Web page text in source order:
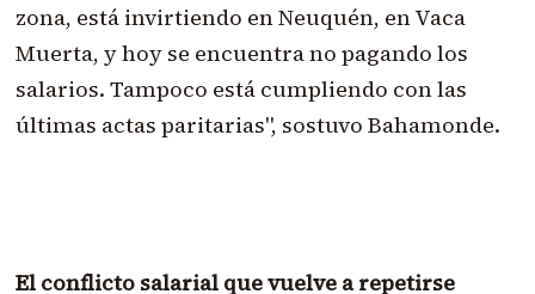
zona, está invirtiendo en Neuquén, en Vaca
Muerta, y hoy se encuentra no pagando los
salarios. Tampoco está cumpliendo con las
últimas actas paritarias", sostuvo Bahamonde.
El conflicto salarial que vuelve a repetirse